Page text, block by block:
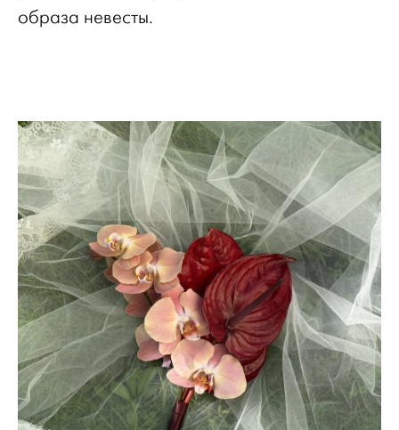
образа невесты.